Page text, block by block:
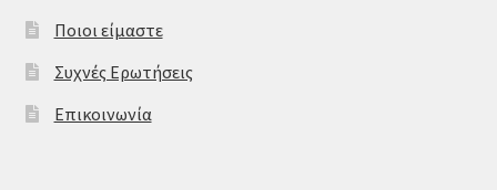
Ποιοι είμαστε
Συχνές Ερωτήσεις
Επικοινωνία